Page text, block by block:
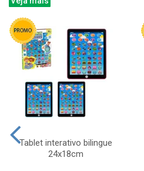
Tablet interativo bilingue
24x18cm